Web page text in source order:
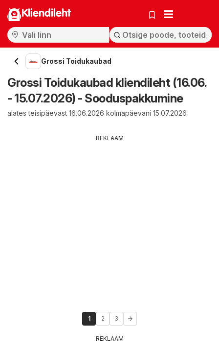
Kliendileht
Grossi Toidukaubad
Grossi Toidukaubad kliendileht (16.06.
- 15.07.2026) - Sooduspakkumine
alates teisipäevast 16.06.2026 kolmapäevani 15.07.2026
REKLAAM
1 2 3
REKLAAM